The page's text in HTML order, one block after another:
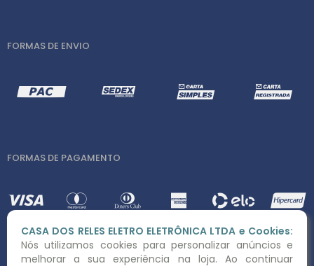
FORMAS DE ENVIO
FORMAS DE PAGAMENTO
DESENVOLVIDO POR
CASA DOS RELES ELETRO ELETRÔNICA LTDA e Cookies:
Nós utilizamos cookies para personalizar anúncios e
melhorar a sua experiência na loja. Ao continuar